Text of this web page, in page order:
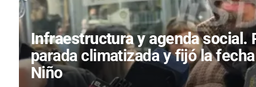
Infraestructura y agenda social.
parada climatizada y fijó la
Niño